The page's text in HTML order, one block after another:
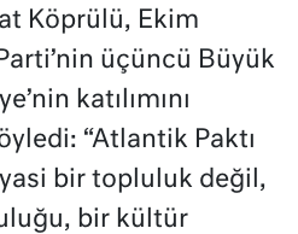
Köprülü, Ekim
üçüncü Büyük
katılımını
“Atlantik Paktı
bir topluluk değil,
bir kültür